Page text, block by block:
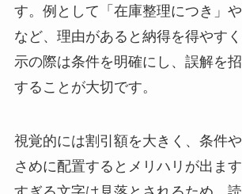
す。例として「在庫整理につき」や
など、理由があると納得を得やす
示の際は条件を明確にし、誤解を
することが大切です。
視覚的には割引額を大きく、条件
さめに配置するとメリハリが出ま